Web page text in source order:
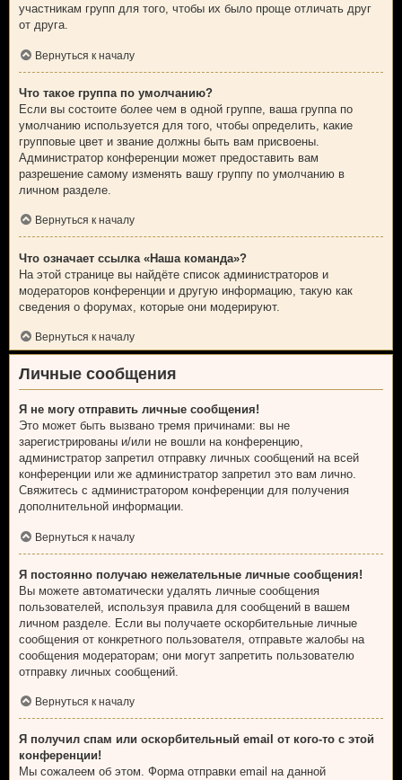
участникам групп для того, чтобы их было проще отличать друг
от друга.
Вернуться к началу
Что такое группа по умолчанию?
Если вы состоите более чем в одной группе, ваша группа по
умолчанию используется для того, чтобы определить, какие
групповые цвет и звание должны быть вам присвоены.
Администратор конференции может предоставить вам
разрешение самому изменять вашу группу по умолчанию в
личном разделе.
Вернуться к началу
Что означает ссылка «Наша команда»?
На этой странице вы найдёте список администраторов и
модераторов конференции и другую информацию, такую как
сведения о форумах, которые они модерируют.
Вернуться к началу
Личные сообщения
Я не могу отправить личные сообщения!
Это может быть вызвано тремя причинами: вы не
зарегистрированы и/или не вошли на конференцию,
администратор запретил отправку личных сообщений на всей
конференции или же администратор запретил это вам лично.
Свяжитесь с администратором конференции для получения
дополнительной информации.
Вернуться к началу
Я постоянно получаю нежелательные личные сообщения!
Вы можете автоматически удалять личные сообщения
пользователей, используя правила для сообщений в вашем
личном разделе. Если вы получаете оскорбительные личные
сообщения от конкретного пользователя, отправьте жалобы на
сообщения модераторам; они могут запретить пользователю
отправку личных сообщений.
Вернуться к началу
Я получил спам или оскорбительный email от кого-то с этой
конференции!
Мы сожалеем об этом. Форма отправки email на данной